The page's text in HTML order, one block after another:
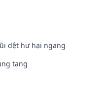
dệt hư hại ngang
tang